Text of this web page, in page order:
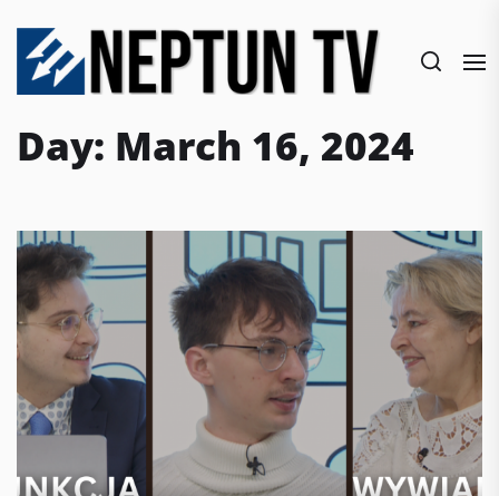
content
Day: March 16, 2024